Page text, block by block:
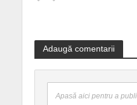
Adaugă comentarii
Apasă aici pentru a